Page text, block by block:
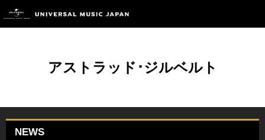
アストラッド･ジルベルト
NEWS